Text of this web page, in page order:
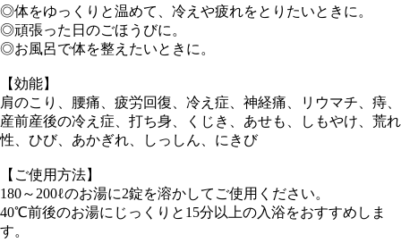
◎体をゆっくりと温めて、冷えや疲れをとりたいときに。
◎頑張った日のごほうびに。
◎お風呂で体を整えたいときに。
【効能】
肩のこり、腰痛、疲労回復、冷え症、神経痛、リウマチ、痔、
産前産後の冷え症、打ち身、くじき、あせも、しもやけ、荒れ
性、ひび、あかぎれ、しっしん、にきび
【ご使用方法】
180～200ℓのお湯に2錠を溶かしてご使用ください。
40℃前後のお湯にじっくりと15分以上の入浴をおすすめしま
す。